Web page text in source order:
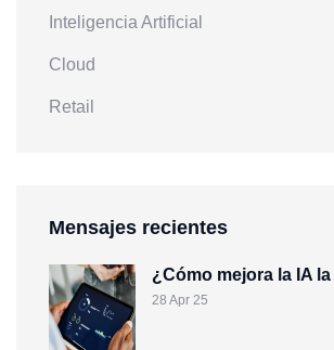
Inteligencia Artificial
Cloud
Retail
Mensajes recientes
¿Cómo mejora la IA
28 Apr 25